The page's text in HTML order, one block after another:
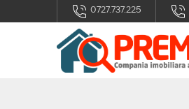
0727.737.225